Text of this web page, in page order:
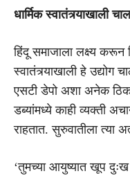
धार्मिक स्वातंत्र्याखाली
हिंदू समाजाला लक्ष्य करून
स्वातंत्र्याखाली हे उद्योग
एसटी डेपो अशा अनेक
डब्यांमध्ये काही व्यक्ती
राहतात. सुरुवातीला त्या
‘तुमच्या आयुष्यात खूप